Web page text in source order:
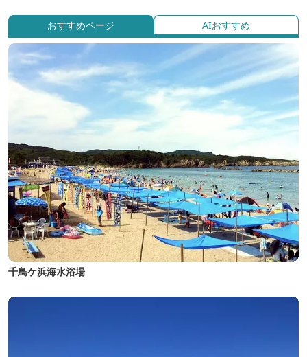
おすすめページ AIおすすめ
千鳥ケ浜海水浴場